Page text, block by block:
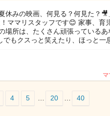
休みの映画、何見る？何見た？🎥
ママリスタッフです😊 家事、育
場所は、たくさん頑張っているあ
でもクスっと笑えたり、ほっと一
マ
4 5 20 40